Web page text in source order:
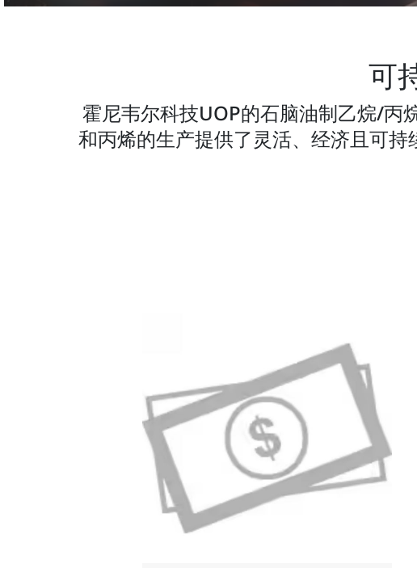
可
霍尼韦尔科技UOP的石脑油制乙烷/丙
和丙烯的生产提供了灵活、经济且可